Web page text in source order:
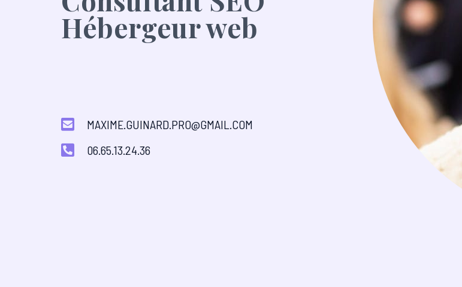
Hébergeur web
MAXIME.GUINARD.PRO@GMAIL.COM
06.65.13.24.36